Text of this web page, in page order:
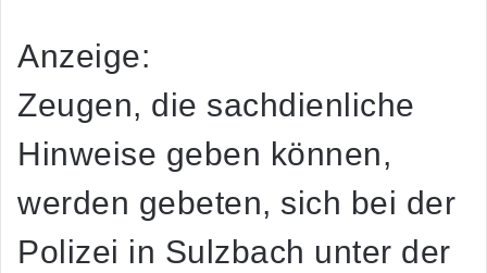
Anzeige:
Zeugen, die sachdienliche
Hinweise geben können,
werden gebeten, sich bei der
Polizei in Sulzbach unter der